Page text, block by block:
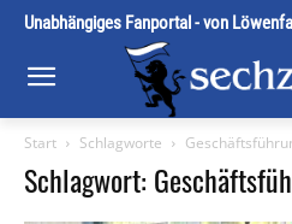
Unabhängiges Fanportal - von
Start Schlagworte
Schlagwort: